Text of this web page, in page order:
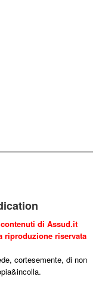
di Assud.it
riproduzione riservata
cortesemente, di non